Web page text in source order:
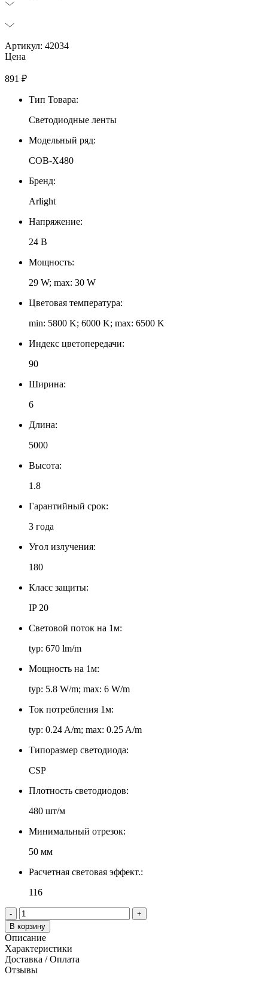
Артикул: 42034
Цена
891 ₽
Тип Товара:
Светодиодные ленты
Модельный ряд:
COB-X480
Бренд:
Arlight
Напряжение:
24 В
Мощность:
29 W; max: 30 W
Цветовая температура:
min: 5800 K; 6000 K; max: 6500 K
Индекс цветопередачи:
90
Ширина:
6
Длина:
5000
Высота:
1.8
Гарантийный срок:
3 года
Угол излучения:
180
Класс защиты:
IP 20
Световой поток на 1м:
typ: 670 lm/m
Мощность на 1м:
typ: 5.8 W/m; max: 6 W/m
Ток потребления 1м:
typ: 0.24 A/m; max: 0.25 A/m
Типоразмер светодиода:
CSP
Плотность светодиодов:
480 шт/м
Минимальный отрезок:
50 мм
Расчетная световая эффект.:
116
-
+
В корзину
Описание
Характеристики
Доставка / Оплата
Отзывы